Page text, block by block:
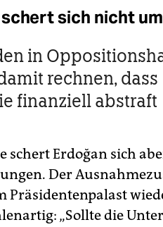
sich nicht
in
rechnen, dass
finanziell abstraft
schert Erdoğan sich
Der
Präsidentenpalast
„Sollte die